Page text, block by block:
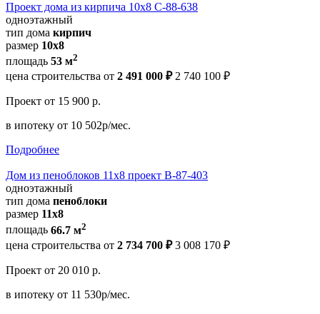
Проект дома из кирпича 10х8 С-88-638
одноэтажный
тип дома кирпич
размер 10x8
площадь 53 м2
цена строительства от 2 491 000 ₽ 2 740 100 ₽
Проект от 15 900 р.
в ипотеку от 10 502р/мес.
Подробнее
Дом из пеноблоков 11х8 проект В-87-403
одноэтажный
тип дома пеноблоки
размер 11х8
площадь 66.7 м2
цена строительства от 2 734 700 ₽ 3 008 170 ₽
Проект от 20 010 р.
в ипотеку от 11 530р/мес.